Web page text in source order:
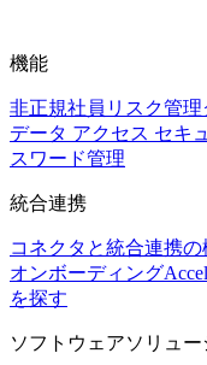
機能
非正規社員リスク管理
データ アクセス セキ
スワード管理
統合連携
コネクタと統合連携の
オンボーディング
を探す
ソフトウェアソリュー